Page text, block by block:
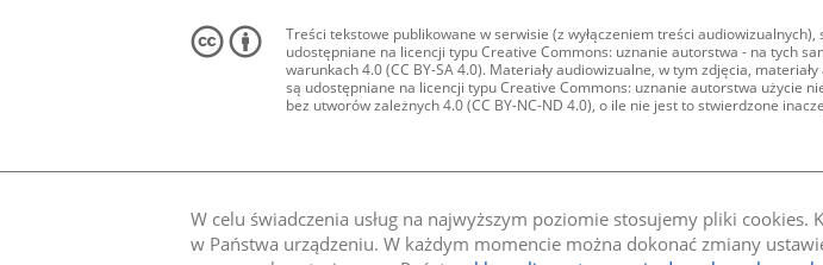
W celu świadczenia usług na najwyższym poziomie stosujemy pliki cookies.
w Państwa urządzeniu. W każdym momencie można dokonać zmiany
Treści tekstowe publikowane w serwisie (z wyłączeniem treści audiowizualnych),
udostępniane na licencji typu Creative Commons: uznanie autorstwa - na tych
warunkach 4.0 (CC BY-SA 4.0). Materiały audiowizualne, w tym zdjęcia,
są udostępniane na licencji typu Creative Commons: uznanie autorstwa użycie
bez utworów zależnych 4.0 (CC BY-NC-ND 4.0), o ile nie jest to stwierdzone